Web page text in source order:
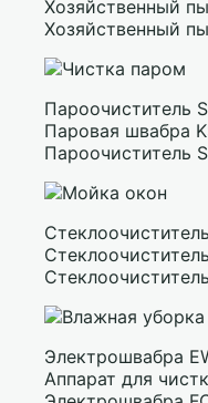
Хозяйственный
Хозяйственный
Пароочиститель
Паровая швабра
Пароочиститель
Электрошвабра
Аппарат для